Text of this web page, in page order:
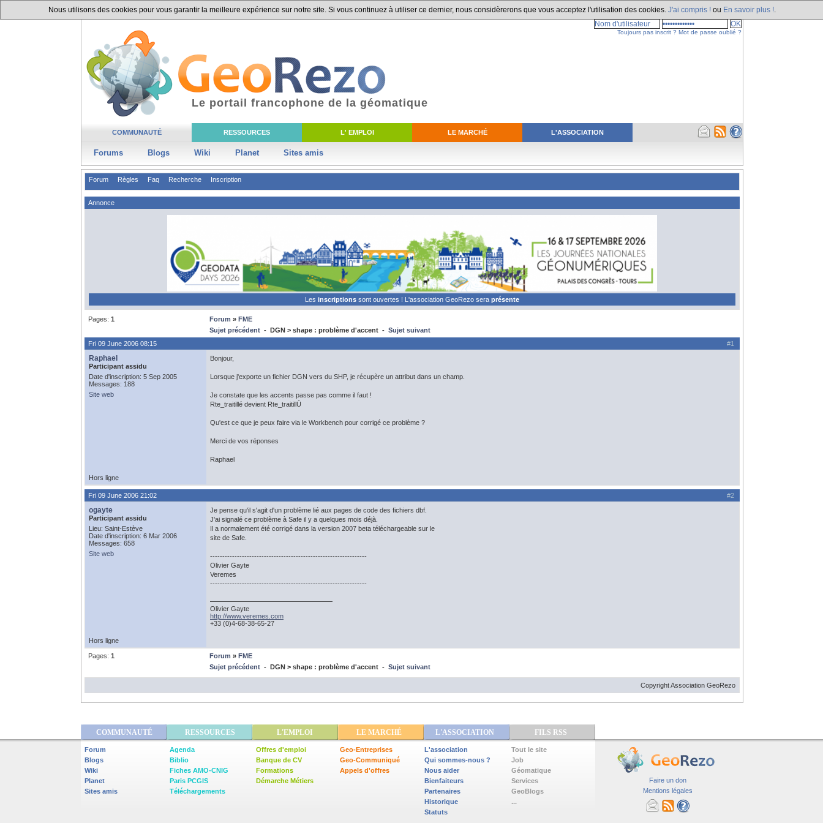
Nous utilisons des cookies pour vous garantir la meilleure expérience sur notre site. Si vous continuez à utiliser ce dernier, nous considèrerons que vous acceptez l'utilisation des cookies. J'ai compris ! ou En savoir plus !
COMMUNAUTÉ RESSOURCES L' EMPLOI LE MARCHÉ L'ASSOCIATION
Forums Blogs Wiki Planet Sites amis
Le portail francophone de la géomatique
Toujours pas inscrit ? Mot de passe oublié ?
Forum Règles Faq Recherche Inscription
Annonce
Les inscriptions sont ouvertes ! L'association GeoRezo sera présente
Pages: 1 Forum » FME
Sujet précédent - DGN > shape : problème d'accent - Sujet suivant
#1
Fri 09 June 2006 08:15
Raphael
Participant assidu
Date d'inscription: 5 Sep 2005
Messages: 188
Site web
Bonjour,
Lorsque j'exporte un fichier DGN vers du SHP, je récupère un attribut dans un champ.
Je constate que les accents passe pas comme il faut !
Rte_traitillé devient Rte_traitillÚ
Qu'est ce que je peux faire via le Workbench pour corrigé ce problème ?
Merci de vos réponses
Raphael
Hors ligne
#2
Fri 09 June 2006 21:02
ogayte
Participant assidu
Lieu: Saint-Estève
Date d'inscription: 6 Mar 2006
Messages: 658
Site web
Je pense qu'il s'agit d'un problème lié aux pages de code des fichiers dbf.
J'ai signalé ce problème à Safe il y a quelques mois déjà.
Il a normalement été corrigé dans la version 2007 beta téléchargeable sur le
site de Safe.
----------------------------------------------------------------
Olivier Gayte
Veremes
----------------------------------------------------------------
Olivier Gayte
http://www.veremes.com
+33 (0)4-68-38-65-27
Hors ligne
Pages: 1 Forum » FME
Sujet précédent - DGN > shape : problème d'accent - Sujet suivant
Copyright Association GeoRezo
COMMUNAUTÉ RESSOURCES L'EMPLOI LE MARCHÉ L'ASSOCIATION FILS RSS
Forum
Blogs
Wiki
Planet
Sites amis
Agenda
Biblio
Fiches AMO-CNIG
Paris PCGIS
Téléchargements
Offres d'emploi
Banque de CV
Formations
Démarche Métiers
Geo-Entreprises
Geo-Communiqué
Appels d'offres
L'association
Qui sommes-nous ?
Nous aider
Bienfaiteurs
Partenaires
Historique
Statuts
Tout le site
Job
Géomatique
Services
GeoBlogs
...
Faire un don
Mentions légales